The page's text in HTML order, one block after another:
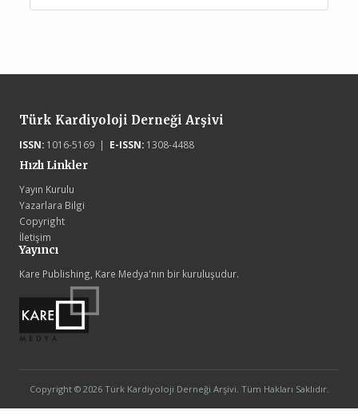
Türk Kardiyoloji Derneği Arşivi
ISSN:1016-5169 | E-ISSN:1308-4488
Hızlı Linkler
Yayın Kurulu
Yazarlara Bilgi
Copyright
İletişim
Yayıncı
Kare Publishing, Kare Medya'nın bir kuruluşudur.
Copyright © 2026 Türk Kardiyoloji Derneği Arşivi. Tüm Hakları Saklıdır.